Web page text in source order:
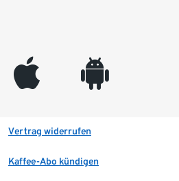
appleinc android
Vertrag widerrufen
Kaffee-Abo kündigen